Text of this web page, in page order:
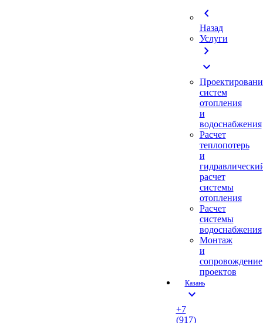
chevron_left
Назад
Услуги
chevron_right
expand_more
систем
отопления
и
водоснабжения
Расчет
теплопотерь
и
расчет
системы
отопления
Расчет
системы
водоснабжения
Монтаж
и
сопровождение
проектов
Казань
expand_more
+7
(917)